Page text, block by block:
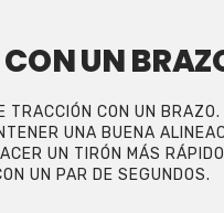
UN
TRACCIÓN CON UN BRAZO.
UNA BUENA
UN TIRÓN MÁS
UN PAR DE SEGUNDOS.